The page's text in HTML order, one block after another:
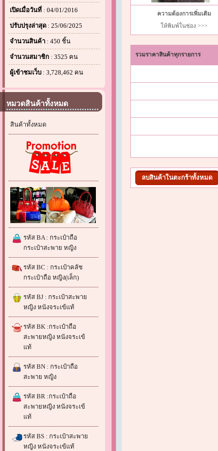
เปิดเมื่อวันที่ : 04/01/2016
ปรับปรุงล่าสุด : 25/06/2025
จำนวนสินค้า : 450 ชิ้น
จำนวนสมาชิก : 3525 คน
ผู้เข้าชมเว็บ : 3,728,462 คน
หมวดสินค้าทั้งหมด
สินค้าทั้งหมด
รหัส BA : กระเป๋าถือ
กระเป๋าสะพาย หญิง
รหัส BC : กระเป๋าคลัช
กระเป๋าถือ หญิง(เล็ก)
รหัส BJ : กระเป๋าสะพาย
หญิง หนังจระเข้แท้
รหัส BK :กระเป๋าถือ
สะพายหญิง หนังจระเข้
แท้
รหัส BN : กระเป๋าถือ
สะพาย หญิง
รหัส BR :กระเป๋าถือ
สะพายหญิง หนังจระเข้
แท้
รหัส BS : กระเป๋าสะพาย
หญิง หนังจระเข้แท้
ความต้องการเพิ่มเติม
ให้พิมพ์ในช่อง >>>
รวมราคาสินค้าทุกรายการ